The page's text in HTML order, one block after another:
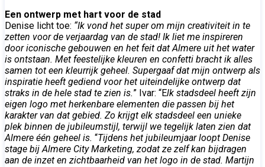
Een ontwerp met hart voor de stad
Denise licht toe: “Ik vond het super om mijn creativiteit in te
zetten voor de verjaardag van de stad! Ik liet me inspireren
door iconische gebouwen en het feit dat Almere uit het water
is ontstaan. Met feestelijke kleuren en confetti bracht ik alles
samen tot een kleurrijk geheel. Supergaaf dat mijn ontwerp als
inspiratie heeft gediend voor het uiteindelijke ontwerp dat
straks in de hele stad te zien is.” Ivar: “Elk stadsdeel heeft zijn
eigen logo met herkenbare elementen die passen bij het
karakter van dat gebied. Zo krijgt elk stadsdeel een unieke
plek binnen de jubileumstijl, terwijl we tegelijk laten zien dat
Almere één geheel is. “Tijdens het jubileumjaar loopt Denise
stage bij Almere City Marketing, zodat ze zelf kan bijdragen
aan de inzet en zichtbaarheid van het logo in de stad. Martijn